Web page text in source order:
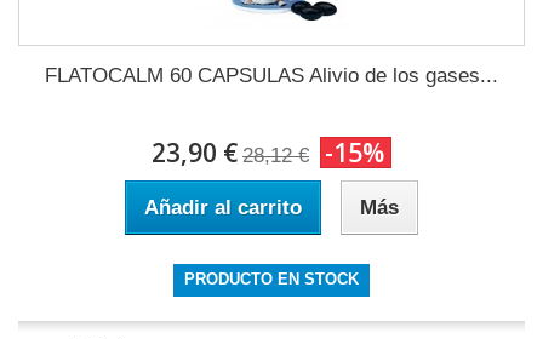
FLATOCALM 60 CAPSULAS Alivio de los gases...
23,90 € 28,12 € -15%
Añadir al carrito Más
PRODUCTO EN STOCK